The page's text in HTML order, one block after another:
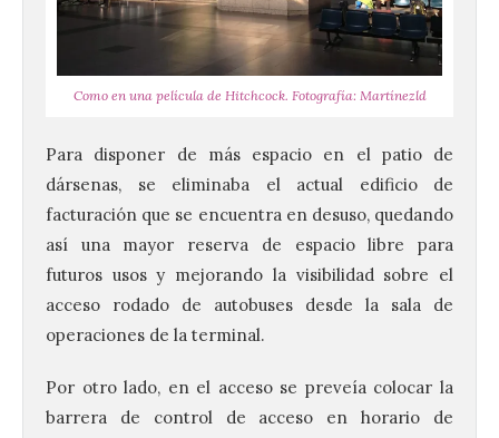
Como en una película de Hitchcock. Fotografía: Martínezld
Para disponer de más espacio en el patio de
dársenas, se eliminaba el actual edificio de
facturación que se encuentra en desuso, quedando
así una mayor reserva de espacio libre para
futuros usos y mejorando la visibilidad sobre el
acceso rodado de autobuses desde la sala de
operaciones de la terminal.
Por otro lado, en el acceso se preveía colocar la
barrera de control de acceso en horario de